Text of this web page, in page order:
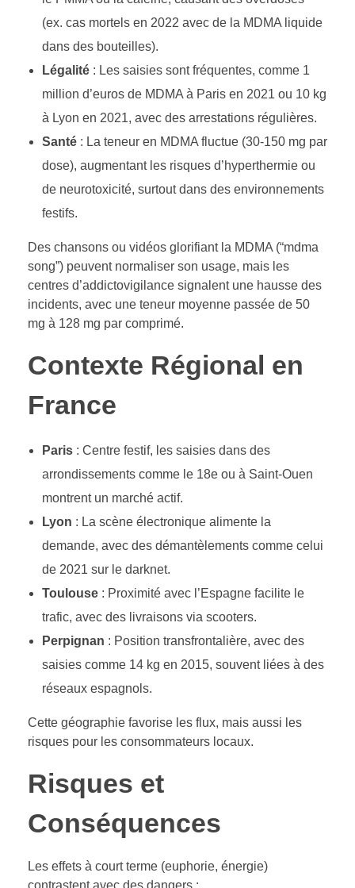
(ex. cas mortels en 2022 avec de la MDMA liquide
dans des bouteilles).
Légalité: Les saisies sont fréquentes, comme 1
million d’euros de MDMA à Paris en 2021 ou 10 kg
à Lyon en 2021, avec des arrestations régulières.
Santé: La teneur en MDMA fluctue (30-150 mg par
dose), augmentant les risques d’hyperthermie ou
de neurotoxicité, surtout dans des environnements
festifs.
Des chansons ou vidéos glorifiant la MDMA (“mdma
song”) peuvent normaliser son usage, mais les
centres d’addictovigilance signalent une hausse des
incidents, avec une teneur moyenne passée de 50
mg à 128 mg par comprimé.
Contexte Régional en
France
Paris: Centre festif, les saisies dans des
arrondissements comme le 18e ou à Saint-Ouen
montrent un marché actif.
Lyon : La scène électronique alimente la
demande, avec des démantèlements comme celui
de 2021 sur le darknet.
Toulouse: Proximité avec l’Espagne facilite le
trafic, avec des livraisons via scooters.
Perpignan : Position transfrontalière, avec des
saisies comme 14 kg en 2015, souvent liées à des
réseaux espagnols.
Cette géographie favorise les flux, mais aussi les
risques pour les consommateurs locaux.
Risques et
Conséquences
Les effets à court terme (euphorie, énergie)
contrastent avec des dangers :